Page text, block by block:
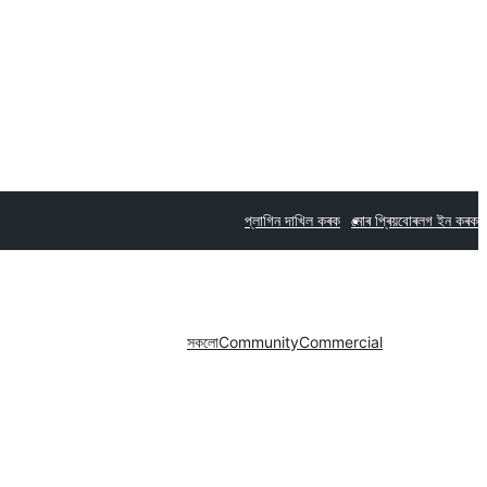
প্লাগিন দাখিল কৰক মোৰ প্ৰিয়বোৰলগ ইন কৰক
সকলোCommunityCommercial